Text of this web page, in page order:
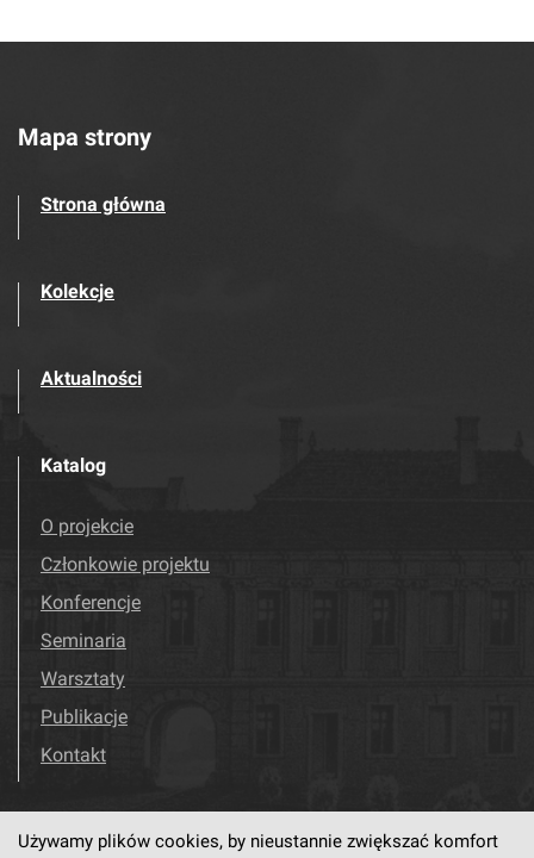
Mapa strony
Strona główna
Kolekcje
Aktualności
Katalog
O projekcie
Członkowie projektu
Konferencje
Seminaria
Warsztaty
Publikacje
Kontakt
Używamy plików cookies, by nieustannie zwiększać komfort